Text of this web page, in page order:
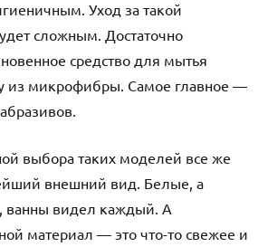
Уход за такой
сложным. Достаточно
средство для мытья
из микрофибры. Самое главное —
выбора таких моделей все же
внешний вид. Белые, а
ванны видел каждый. А
материал — это что-то свежее и